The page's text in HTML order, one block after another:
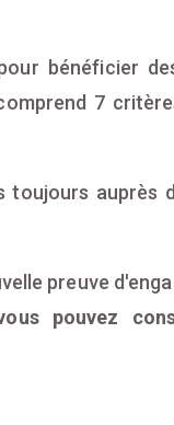
bénéficier
7
toujours
preuve
vous pouvez